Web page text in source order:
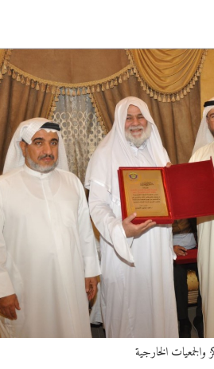
والجمعيات الخارجية